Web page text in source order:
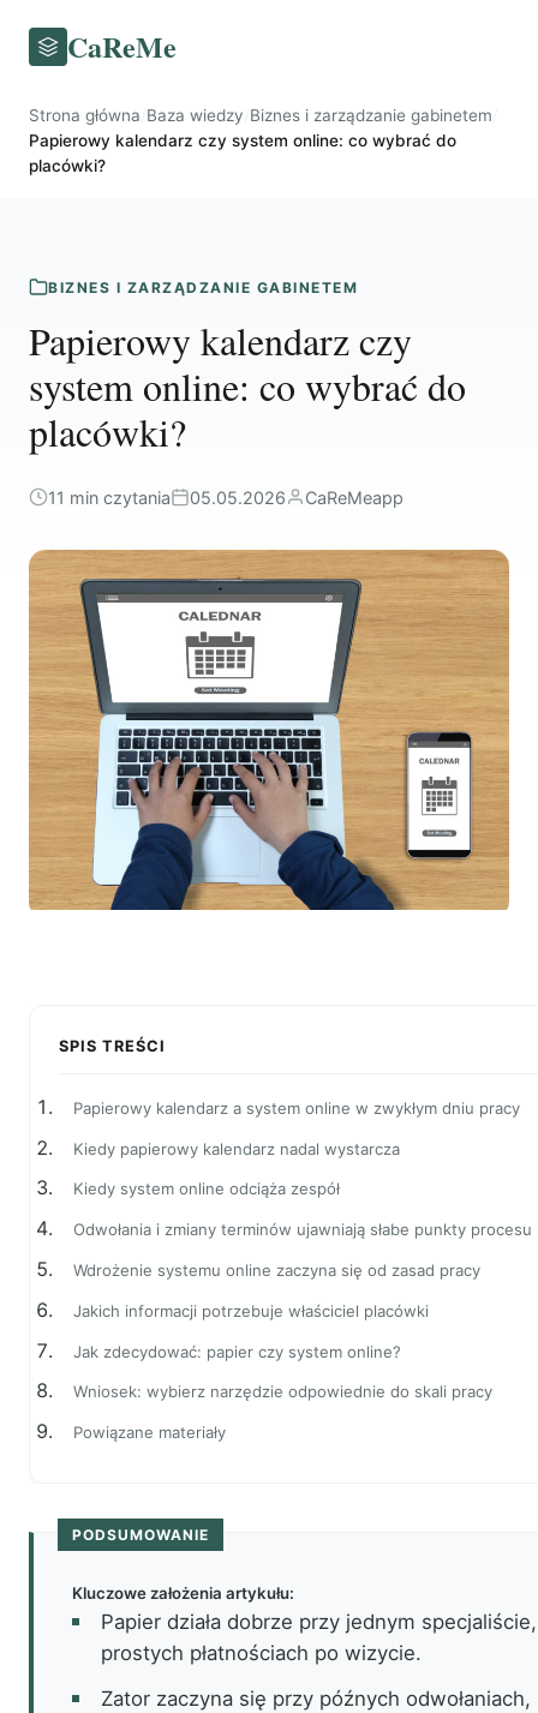
CaReMe
Strona główna Baza wiedzy Biznes i zarządzanie gabinetem
Papierowy kalendarz czy system online: co wybrać do
placówki?
BIZNES I ZARZĄDZANIE GABINETEM
Papierowy kalendarz czy
system online: co wybrać do
placówki?
11 min czytania 05.05.2026 CaReMeapp
SPIS TREŚCI
Papierowy kalendarz a system online w zwykłym dniu pracy
Kiedy papierowy kalendarz nadal wystarcza
Kiedy system online odciąża zespół
Odwołania i zmiany terminów ujawniają słabe punkty procesu
Wdrożenie systemu online zaczyna się od zasad pracy
Jakich informacji potrzebuje właściciel placówki
Jak zdecydować: papier czy system online?
Wniosek: wybierz narzędzie odpowiednie do skali pracy
Powiązane materiały
PODSUMOWANIE
Kluczowe założenia artykułu:
Papier działa dobrze przy jednym
prostych płatnościach po wizycie.
Zator zaczyna się przy późnych